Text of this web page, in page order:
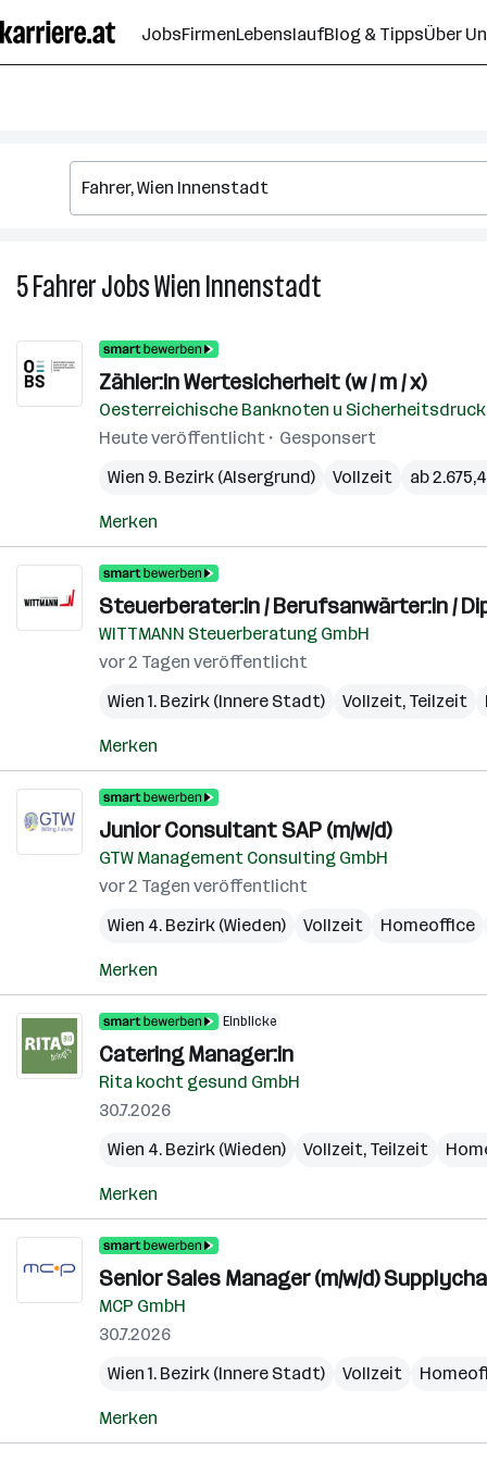
Seiteninhalt
springen
JobsFirmenLebenslaufBlog & TippsÜber
5FahrerJobsWien Innenstadt
Wien
Innenstadt
Zähler:in Wertesicherheit (w / m / x)
Oesterreichische Banknoten u Sicherheitsdruck
Heute veröffentlicht
Gesponsert
Wien 9. Bezirk (Alsergrund)
Vollzeit ab
Merken
Steuerberater:in / Berufsanwärter:in /
WITTMANN Steuerberatung GmbH
vor 2 Tagen veröffentlicht
Wien 1. Bezirk (Innere Stadt)
Vollzeit, Teilzeit
Merken
Junior Consultant SAP (m/w/d)
GTW Management Consulting GmbH
vor 2 Tagen veröffentlicht
Wien 4. Bezirk (Wieden)
Vollzeit Homeoffice
Merken
Einblicke
Catering Manager:in
Rita kocht gesund GmbH
30.7.2026
Wien 4. Bezirk (Wieden)
Vollzeit, Teilzeit
Merken
Senior Sales Manager (m/w/d)
MCP GmbH
30.7.2026
Wien 1. Bezirk (Innere Stadt)
Vollzeit
Merken